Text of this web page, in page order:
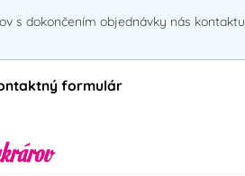
s dokončením objednávky nás
formulár